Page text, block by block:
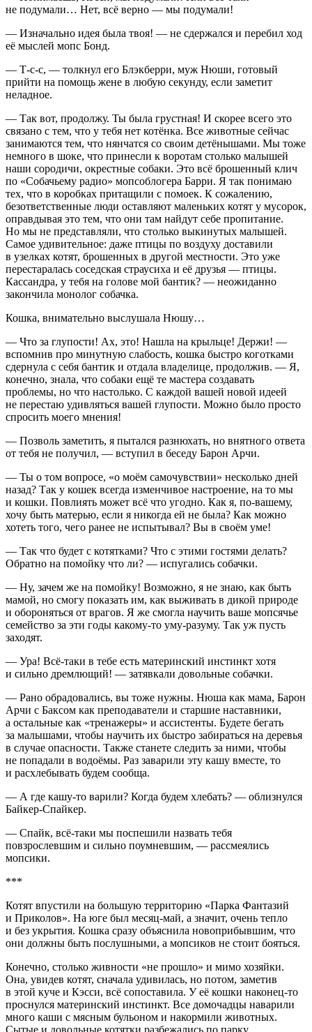
не подумали… Нет, всё верно — мы подумали!
— Изначально идея была твоя! — не сдержался и перебил ход
её мыслей мопс Бонд.
— Т-с-с, — толкнул его Блэкберри, муж Нюши, готовый
прийти на помощь жене в любую секунду, если заметит
неладное.
— Так вот, продолжу. Ты была грустная! И скорее всего это
связано с тем, что у тебя нет котёнка. Все животные сейчас
занимаются тем, что нянчатся со своим детёнышами. Мы тоже
немного в шоке, что принесли к воротам столько малышей
наши сородичи, окрестные собаки. Это всё брошенный клич
по «Собачьему радио» мопсоблогера Барри. Я так понимаю
тех, что в коробках притащили с помоек. К сожалению,
безответственные люди оставляют маленьких котят у мусорок,
оправдывая это тем, что они там найдут себе пропитание.
Но мы не представляли, что столько выкинутых малышей.
Самое удивительное: даже птицы по воздуху доставили
в узелках котят, брошенных в другой местности. Это уже
перестаралась соседская страусиха и её друзья — птицы.
Кассандра, у тебя на голове мой бантик? — неожиданно
закончила монолог собачка.
Кошка, внимательно выслушала Нюшу…
— Что за глупости! Ах, это! Нашла на крыльце! Держи! —
вспомнив про минутную слабость, кошка быстро коготками
сдернула с себя бантик и отдала владелице, продолжив. — Я,
конечно, знала, что собаки ещё те мастера создавать
проблемы, но что настолько. С каждой вашей новой идеей
не перестаю удивляться вашей глупости. Можно было просто
спросить моего мнения!
— Позволь заметить, я пытался разнюхать, но внятного ответа
от тебя не получил, — вступил в беседу Барон Арчи.
— Ты о том вопросе, «о моём самочувствии» несколько дней
назад? Так у кошек всегда изменчивое настроение, на то мы
и кошки. Повлиять может всё что угодно. Как я, по-вашему,
хочу быть матерью, если я никогда ей не была? Как можно
хотеть того, чего ранее не испытывал? Вы в своём уме!
— Так что будет с котятками? Что с этими гостями делать?
Обратно на помойку что ли? — испугались собачки.
— Ну, зачем же на помойку! Возможно, я не знаю, как быть
мамой, но смогу показать им, как выживать в дикой природе
и обороняться от врагов. Я же смогла научить ваше мопсячье
семейство за эти годы какому-то уму-разуму. Так уж пусть
заходят.
— Ура! Всё-таки в тебе есть материнский инстинкт хотя
и сильно дремлющий! — затявкали довольные собачки.
— Рано обрадовались, вы тоже нужны. Нюша как мама, Барон
Арчи с Баксом как преподаватели и старшие наставники,
а остальные как «тренажеры» и ассистенты. Будете бегать
за малышами, чтобы научить их быстро забираться на деревья
в случае опасности. Также станете следить за ними, чтобы
не попадали в водоёмы. Раз заварили эту кашу вместе, то
и расхлебывать будем сообща.
— А где кашу-то варили? Когда будем хлебать? — облизнулся
Байкер-Спайкер.
— Спайк, всё-таки мы поспешили назвать тебя
повзрослевшим и сильно поумневшим, — рассмеялись
мопсики.
***
Котят впустили на большую территорию «Парка Фантазий
и Приколов». На юге был месяц-май, а значит, очень тепло
и без укрытия. Кошка сразу объяснила новоприбывшим, что
они должны быть послушными, а мопсиков не стоит бояться.
Конечно, столько живности «не прошло» и мимо хозяйки.
Она, увидев котят, сначала удивилась, но потом, заметив
в этой куче и Кэсси, всё сопоставила. У её кошки наконец-то
проснулся материнский инстинкт. Все домочадцы наварили
много каши с мясным бульоном и накормили животных.